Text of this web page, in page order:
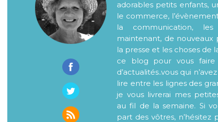
adorables petits enfants,
le commerce,
la communication,
maintenant, de nouveaux
la presse et les choses de
ce blog pour vous faire
d’actualités..vous qui
lire entre les lignes des
je vous livrerai mes
au fil de la semaine. Si
part des vôtres, n’hésitez